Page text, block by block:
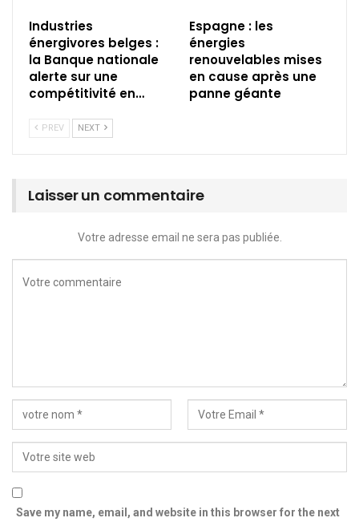
Industries
énergivores belges :
la Banque nationale
alerte sur une
compétitivité en…
Espagne : les
énergies
renouvelables mises
en cause après une
panne géante
PREV NEXT
Laisser un commentaire
Votre adresse email ne sera pas publiée.
Save my name, email, and website in this browser for the next